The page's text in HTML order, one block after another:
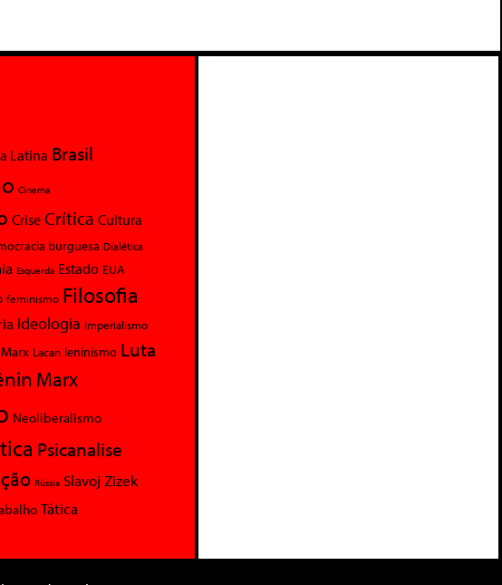
Latina Brasil
Cinema
Crise Crítica Cultura
burguesa Dialética
Esquerda Estado EUA
feminismo Filosofia
Ideologia Imperialismo
Lacan leninismo Luta
Marx
Neoliberalismo
Psicanalise
Rússia Slavoj Zizek
Tática